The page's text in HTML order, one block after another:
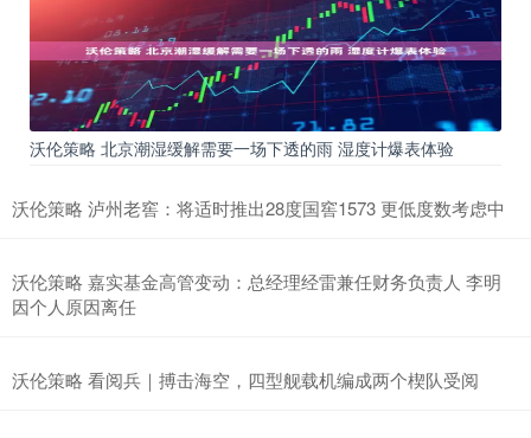
沃伦策略 北京潮湿缓解需要一场下透的雨 湿度计爆表体验
沃伦策略 泸州老窖：将适时推出28度国窖1573 更低度数考虑中
沃伦策略 嘉实基金高管变动：总经理经雷兼任财务负责人 李明
因个人原因离任
沃伦策略 看阅兵｜搏击海空，四型舰载机编成两个楔队受阅